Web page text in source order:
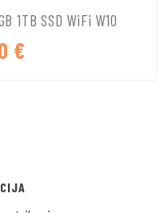
1TB SSD WiFi W10
€